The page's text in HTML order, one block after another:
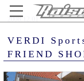
VERDI Sports Plaza おゆ
2008.12.01
VERDI
FRIEND